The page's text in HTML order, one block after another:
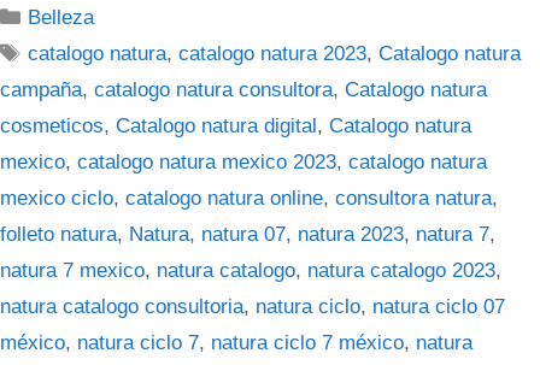
Categorías
Belleza
Etiquetas
catalogo natura,catalogo natura 2023,Catalogo natura
campaña, catalogo natura consultora, Catalogo natura
cosmeticos, Catalogo natura digital, Catalogo natura
mexico, catalogo natura mexico 2023, catalogo natura
mexico ciclo, catalogo natura online, consultora natura,
folleto natura, Natura, natura 07, natura 2023, natura 7,
natura 7 mexico, natura catalogo, natura catalogo 2023,
natura catalogo consultoria, natura ciclo, natura ciclo 07
méxico, natura ciclo 7, natura ciclo 7 méxico, natura